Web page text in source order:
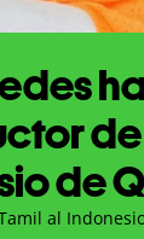
de
al